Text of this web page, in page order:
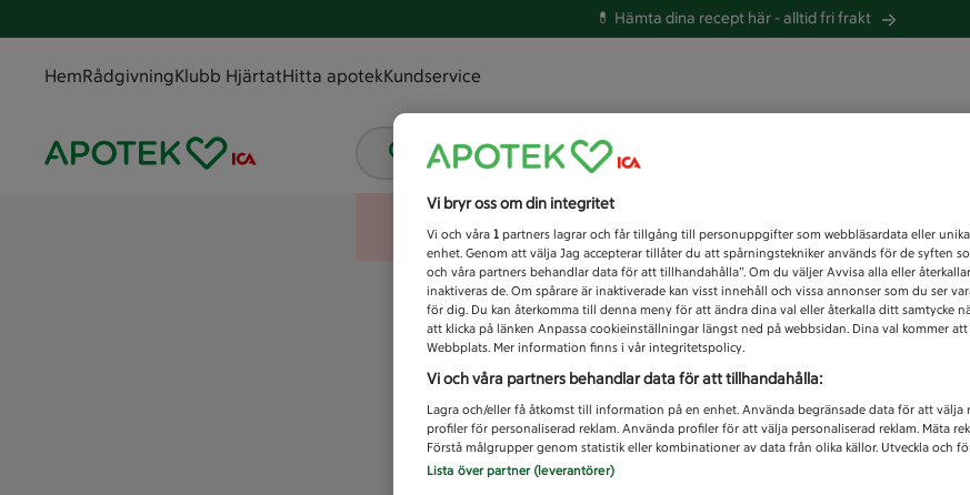
💊 Hämta dina recept här -alltid fri frakt
HemRådgivningKlubb HjärtatHitta apotekKundservice
Vad letar du efter idag?
Unknown error
Vi bryr oss om din integritet
Vi och våra 1 partners lagrar och får tillgång till personuppgifter som webbläsardata eller
enhet. Genom att välja Jag accepterar tillåter du att spårningstekniker används för de syften
och våra partners behandlar data för att tillhandahålla”. Om du väljer Avvisa alla eller
inaktiveras de. Om spårare är inaktiverade kan visst innehåll och vissa annonser som du ser
för dig. Du kan återkomma till denna meny för att ändra dina val eller återkalla ditt samtycke
att klicka på länken Anpassa cookieinställningar längst ned på webbsidan. Dina val kommer
Webbplats. Mer information finns i vår integritetspolicy.
Vi och våra partners behandlar data för att tillhandahålla:
Lagra och/eller få åtkomst till information på en enhet. Använda begränsade data för att välja
profiler för personaliserad reklam. Använda profiler för att välja personaliserad reklam. Mäta
Förstå målgrupper genom statistik eller kombinationer av data från olika källor. Utveckla och
Lista över partner (leverantörer)